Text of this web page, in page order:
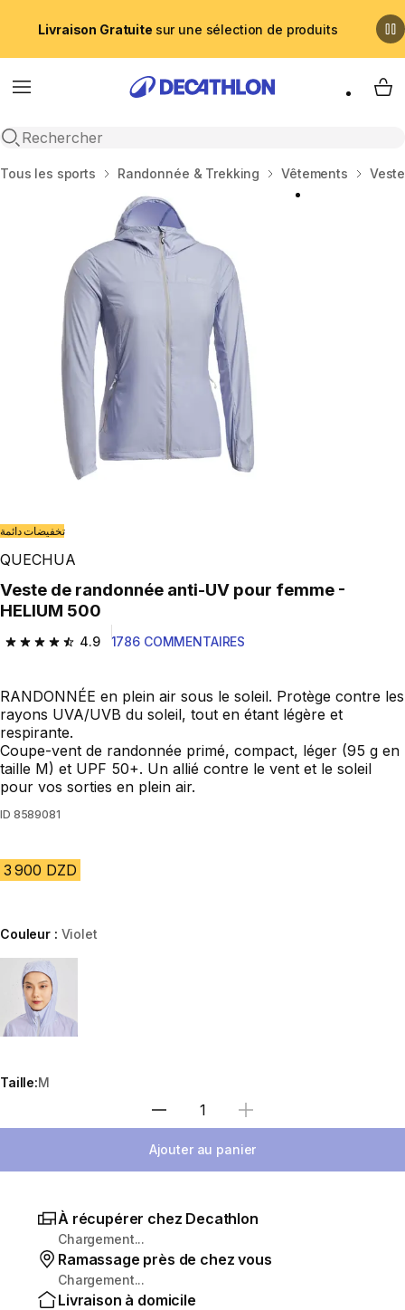
Livraison Gratuite sur une sélection de produits
Menu
Recherche ouverte
My
Accueil
Tous les sports Randonnée & Trekking Vêtements
تخفيضات دائمة
QUECHUA
Veste de randonnée anti-UV pour femme -
HELIUM 500
4.9
4.9 out of 5 stars from 1786 reviews
1786 COMMENTAIRES
RANDONNÉE en plein air sous le soleil. Protège contre les
rayons UVA/UVB du soleil, tout en étant légère et
respirante.
Coupe-vent de randonnée primé, compact, léger (95 g en
taille M) et UPF 50+. Un allié contre le vent et le soleil
pour vos sorties en plein air.
ID 8589081
3 900 DZD
Couleur : Violet
Choose a variant
Taille:M
Sélectionnez la quantité
Ajouter au panier
À récupérer chez Decathlon
Chargement...
Ramassage près de chez vous
Chargement...
Livraison à domicile